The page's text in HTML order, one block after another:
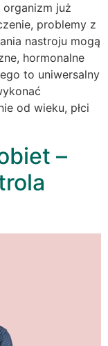
już
problemy z
nastroju mogą
hormonalne
to uniwersalny
od wieku, płci
–